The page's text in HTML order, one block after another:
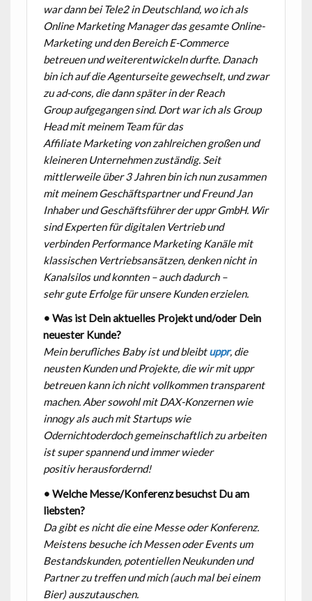
war dann bei Tele2 in Deutschland, wo ichals
Online Marketing Manager das gesamte Online-
Marketing und den Bereich E-Commerce
betreuen und weiterentwickeln durfte. Danach
bin ich auf dieAgenturseite gewechselt, und zwar
zu ad-cons, die dann später in der Reach
Groupaufgegangen sind. Dort war ich als Group
Head mit meinem Team für das
AffiliateMarketing von zahlreichen großen und
kleineren Unternehmen zuständig. Seit
mittlerweile über 3 Jahren bin ich nun zusammen
mit meinem Geschäftspartnerund Freund Jan
Inhaber und Geschäftsführer der uppr GmbH. Wir
sind Experten fürdigitalen Vertrieb und
verbinden Performance Marketing Kanäle mit
klassischen Vertriebsansätzen, denken nicht in
Kanalsilos und konnten – auch dadurch –
sehrgute Erfolge für unsere Kunden erzielen.
• Was ist Dein aktuelles Projekt und/oder Dein
neuester Kunde?
Mein berufliches Baby ist und bleibtuppr, die
neusten Kunden und Projekte, die wirmit uppr
betreuen kann ich nicht vollkommen transparent
machen. Aber sowohl mitDAX-Konzernen wie
innogy als auch mit Startups wie
Odernichtoderdochgemeinschaftlich zu arbeiten
ist super spannend und immer wieder
positivherausfordernd!
• Welche Messe/Konferenz besuchst Du am
liebsten?
Da gibt es nicht die eine Messe oder Konferenz.
Meistens besuche ich Messen oderEvents um
Bestandskunden, potentiellen Neukunden und
Partner zu treffen undmich (auch mal bei einem
Bier) auszutauschen.